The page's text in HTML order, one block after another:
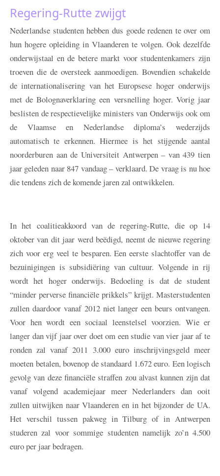
Regering-Rutte zwijgt
Nederlandse studenten hebben dus goede redenen te over om
hun hogere opleiding in Vlaanderen te volgen. Ook dezelfde
onderwijstaal en de betere markt voor studentenkamers zijn
troeven die de oversteek aanmoedigen. Bovendien schakelde
de internationalisering van het Europsese hoger onderwijs
met de Bolognaverklaring een versnelling hoger. Vorig jaar
beslisten de respectievelijke ministers van Onderwijs ook om
de Vlaamse en Nederlandse diploma’s wederzijds
automatisch te erkennen. Hiermee is het stijgende aantal
noorderburen aan de Universiteit Antwerpen – van 439 tien
jaar geleden naar 847 vandaag – verklaard. De vraag is nu hoe
die tendens zich de komende jaren zal ontwikkelen.
In het coalitieakkoord van de regering-Rutte, die op 14
oktober van dit jaar werd beëdigd, neemt de nieuwe regering
zich voor erg veel te besparen. Een eerste slachtoffer van de
bezuinigingen is subsidiëring van cultuur. Volgende in rij
wordt het hoger onderwijs. Bedoeling is dat de student
“minder perverse financiële prikkels” krijgt. Masterstudenten
zullen daardoor vanaf 2012 niet langer een beurs ontvangen.
Voor hen wordt een sociaal leenstelsel voorzien. Wie er
langer dan vijf jaar over doet om een studie van vier jaar af te
ronden zal vanaf 2011 3.000 euro inschrijvingsgeld meer
moeten betalen, bovenop de standaard 1.672 euro. Een logisch
gevolg van deze financiële straffen zou alvast kunnen zijn dat
vanaf volgend academiejaar meer Nederlanders dan ooit
zullen uitwijken naar Vlaanderen en in het bijzonder de UA.
Het verschil tussen pakweg in Tilburg of in Antwerpen
studeren zal voor sommige studenten namelijk zo’n 4.500
euro per jaar bedragen.